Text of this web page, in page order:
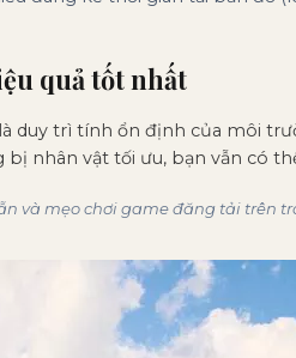
quả tốt nhất
duy trì tính ổn định của môi
nhân vật tối ưu, bạn vẫn có
và mẹo chơi game đăng tải